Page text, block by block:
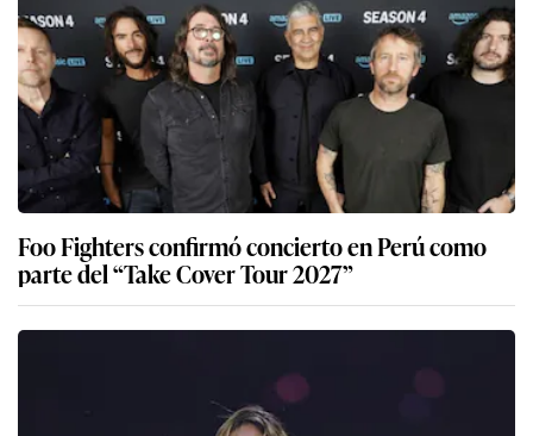
Foo Fighters confirmó concierto en Perú como
parte del “Take Cover Tour 2027”